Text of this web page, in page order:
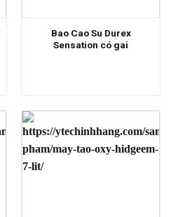
Bao Cao Su Durex
Sensation có gai